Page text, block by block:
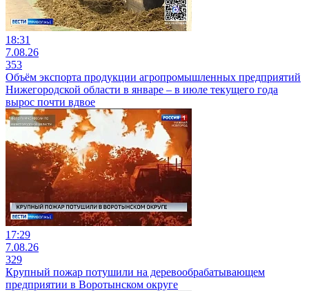
18:31
7.08.26
353
Объём экспорта продукции агропромышленных предприятий
Нижегородской области в январе – в июле текущего года
вырос почти вдвое
17:29
7.08.26
329
Крупный пожар потушили на деревообрабатывающем
предприятии в Воротынском округе